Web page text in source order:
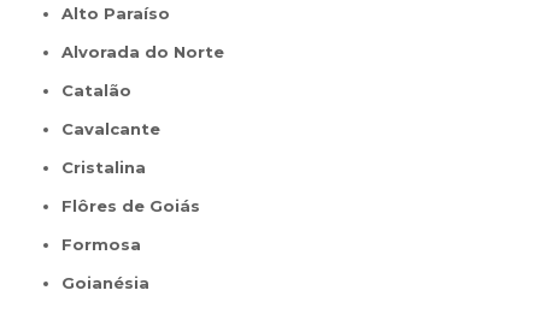
Alto Paraíso
Alvorada do Norte
Catalão
Cavalcante
Cristalina
Flôres de Goiás
Formosa
Goianésia